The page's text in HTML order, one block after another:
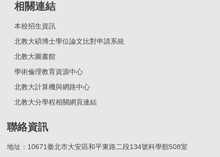
相關連結
本校招生資訊
北教大碩博士學位論文比對申請系統
北教大圖書館
學術倫理教育資源中心
北教大計算機與網路中心
北教大分學程相關網頁連結
聯絡資訊
地址：10671臺北市大安區和平東路二段134號科學館508室